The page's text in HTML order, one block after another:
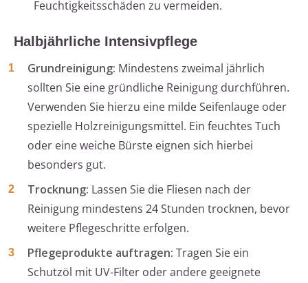
Feuchtigkeitsschäden zu vermeiden.
Halbjährliche Intensivpflege
Grundreinigung: Mindestens zweimal jährlich
sollten Sie eine gründliche Reinigung durchführen.
Verwenden Sie hierzu eine milde Seifenlauge oder
spezielle Holzreinigungsmittel. Ein feuchtes Tuch
oder eine weiche Bürste eignen sich hierbei
besonders gut.
Trocknung: Lassen Sie die Fliesen nach der
Reinigung mindestens 24 Stunden trocknen, bevor
weitere Pflegeschritte erfolgen.
Pflegeprodukte auftragen: Tragen Sie ein
Schutzöl mit UV-Filter oder andere geeignete